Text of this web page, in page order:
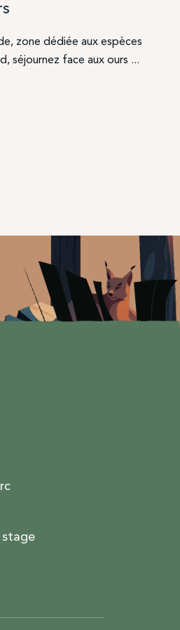
zone dédiée aux espèces
séjournez face aux ours ...